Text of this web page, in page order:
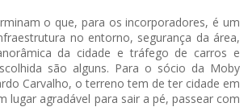
o que, para os incorporadores, é um
no entorno, segurança da área,
da cidade e tráfego de carros e
são alguns. Para o sócio da Moby
Carvalho, o terreno tem de ter cidade em
lugar agradável para sair a pé, passear com